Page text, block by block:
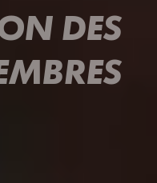
DES